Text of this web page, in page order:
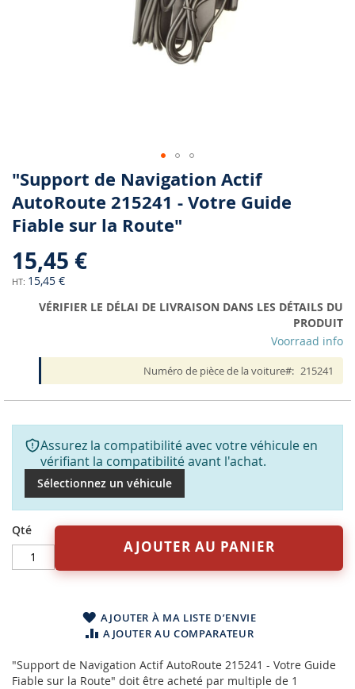
Skip
to
the
beginning
the
images
gallery
"Support de Navigation Actif
AutoRoute 215241 - Votre Guide
Fiable sur la Route"
15,45 €
15,45 €
VÉRIFIER LE DÉLAI DE LIVRAISON DANS LES DÉTAILS DU
PRODUIT
Voorraad info
Numéro de pièce de la voiture 215241
Assurez la compatibilité avec votre véhicule en
vérifiant la compatibilité avant l'achat.
Sélectionnez un véhicule
Qté
AJOUTER AU PANIER
AJOUTER À MA LISTE D’ENVIE
AJOUTER AU COMPARATEUR
"Support de Navigation Actif AutoRoute 215241 - Votre Guide
Fiable sur la Route" doit être acheté par multiple de 1